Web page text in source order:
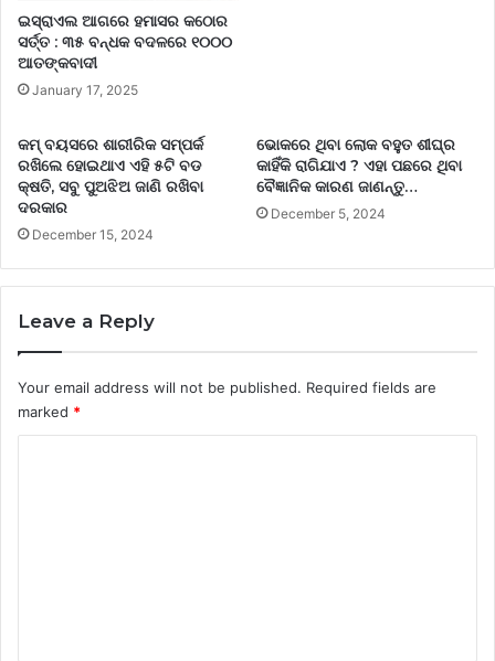
ଇସ୍ରାଏଲ ଆଗରେ ହମାସର କଠୋର
ସର୍ତ୍ତ : ୩୫ ବନ୍ଧକ ବଦଳରେ ୧୦୦୦
ଆତଙ୍କବାଦୀ
January 17, 2025
କମ୍ ବୟସରେ ଶାରୀରିକ ସମ୍ପର୍କ
ରଖିଲେ ହୋଇଥାଏ ଏହି ୫ଟି ବଡ
କ୍ଷତି, ସବୁ ପୁଅଝିଅ ଜାଣି ରଖିବା
ଦରକାର
December 15, 2024
ଭୋକରେ ଥିବା ଲୋକ ବହୁତ ଶୀଘ୍ର
କାହିଁକି ରାଗିଯାଏ ? ଏହା ପଛରେ ଥିବା
ବୈଜ୍ଞାନିକ କାରଣ ଜାଣନ୍ତୁ…
December 5, 2024
Leave a Reply
Your email address will not be published. Required fields are
marked *